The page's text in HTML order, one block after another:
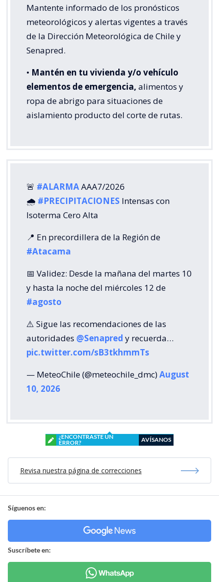
Mantente informado de los pronósticos
meteorológicos y alertas vigentes a través
de la Dirección Meteorológica de Chile y
Senapred.
• Mantén en tu vivienda y/o vehículo
elementos de emergencia, alimentos y
ropa de abrigo para situaciones de
aislamiento producto del corte de rutas.
🚨 #ALARMAAAA7/2026
🌧️ #PRECIPITACIONES Intensas con
Isoterma Cero Alta
📍 En precordillera de la Región de
#Atacama
📅 Validez: Desde la mañana del martes 10
y hasta la noche del miércoles 12 de
#agosto
⚠️ Sigue las recomendaciones de las
autoridades @Senapred y recuerda…
pic.twitter.com/sB3tkhmmTs
— MeteoChile (@meteochile_dmc)August
10, 2026
¿ENCONTRASTE UN
ERROR?
AVÍSANOS
Revisa nuestra página de correcciones
Síguenos en:
Suscríbete en: